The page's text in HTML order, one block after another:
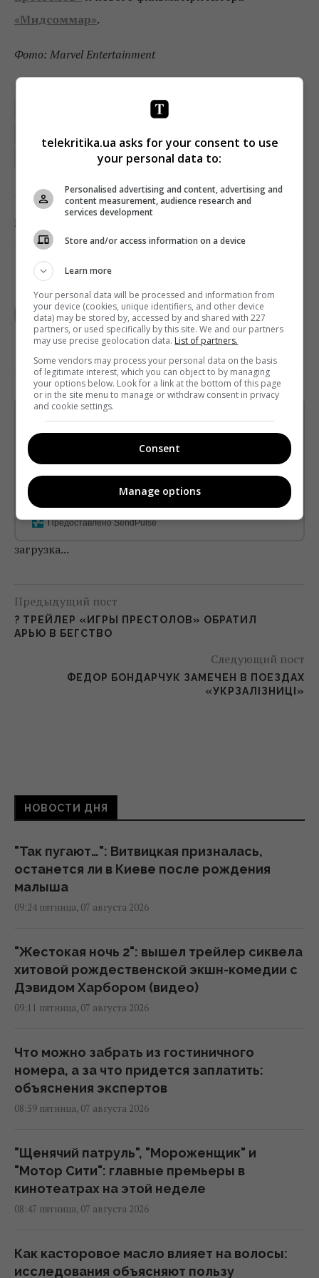
«Мидсоммар».
Фото: Marvel Entertainment
MOTHERLAND FORT SALEM
РОДИНА ФОРТ САЛЕМ
Поделиться:
TELEKRITIKA
Щотижневий лист з найцікавішим.
Пишемо з любов'ю
!
Предоставлено SendPulse
загрузка...
Предыдущий пост
? ТРЕЙЛЕР «ИГРЫ ПРЕСТОЛОВ» ОБРАТИЛ
АРЬЮ В БЕГСТВО
Следующий пост
ФЕДОР БОНДАРЧУК ЗАМЕЧЕН В ПОЕЗДАХ
«УКРЗАЛІЗНИЦІ»
НОВОСТИ ДНЯ
"Так пугают…": Витвицкая призналась,
останется ли в Киеве после рождения
малыша
09:24 пятница, 07 августа 2026
"Жестокая ночь 2": вышел трейлер сиквела
хитовой рождественской экшн-комедии с
Дэвидом Харбором (видео)
09:11 пятница, 07 августа 2026
Что можно забрать из гостиничного
номера, а за что придется заплатить:
объяснения экспертов
08:59 пятница, 07 августа 2026
"Щенячий патруль", "Мороженщик" и
"Мотор Сити": главные премьеры в
кинотеатрах на этой неделе
08:47 пятница, 07 августа 2026
Как касторовое масло влияет на волосы:
исследования объясняют пользу
telekritika.ua asks for your consent to use
your personal data to:
Personalised advertising and content, advertising and
content measurement, audience research and
services development
Store and/or access information on a device
Learn more
Your personal data will be processed and information from
your device (cookies, unique identifiers, and other device
data) may be stored by, accessed by and shared with 227
partners, or used specifically by this site. We and our partners
may use precise geolocation data. List of partners.
Some vendors may process your personal data on the basis
of legitimate interest, which you can object to by managing
your options below. Look for a link at the bottom of this page
or in the site menu to manage or withdraw consent in privacy
and cookie settings.
Consent
Manage options